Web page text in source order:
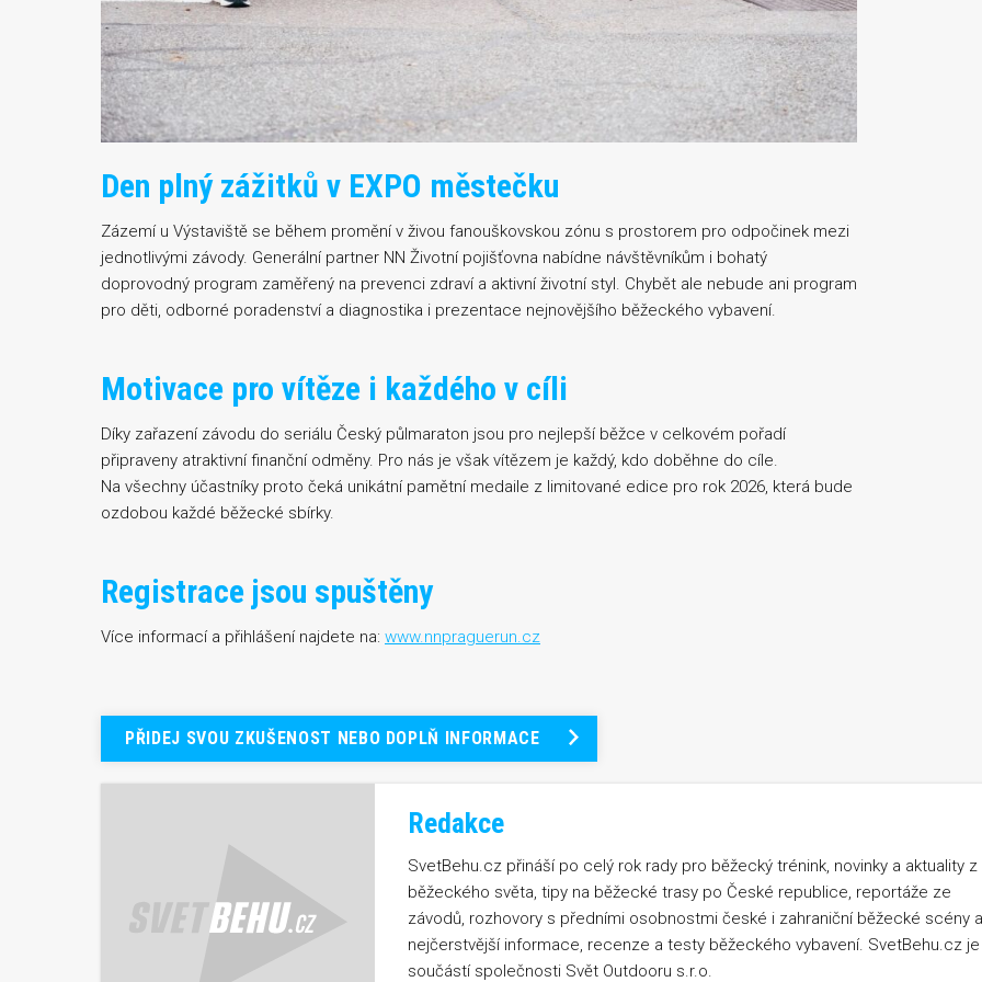
Den plný zážitků v EXPO městečku
Zázemí u Výstaviště se během promění v živou fanouškovskou zónu s prostorem pro odpočinek mezi
jednotlivými závody. Generální partner NN Životní pojišťovna nabídne návštěvníkům i bohatý
doprovodný program zaměřený na prevenci zdraví a aktivní životní styl. Chybět ale nebude ani program
pro děti, odborné poradenství a diagnostika i prezentace nejnovějšího běžeckého vybavení.
Motivace pro vítěze i každého v cíli
Díky zařazení závodu do seriálu Český půlmaraton jsou pro nejlepší běžce v celkovém pořadí
připraveny atraktivní finanční odměny. Pro nás je však vítězem je každý, kdo doběhne do cíle.
Na všechny účastníky proto čeká unikátní pamětní medaile z limitované edice pro rok 2026, která bude
ozdobou každé běžecké sbírky.
Registrace jsou spuštěny
Více informací a přihlášení najdete na: www.nnpraguerun.cz
PŘIDEJ SVOU ZKUŠENOST NEBO DOPLŇ INFORMACE
Redakce
SvetBehu.cz přináší po celý rok rady pro běžecký trénink, novinky a aktuality z
běžeckého světa, tipy na běžecké trasy po České republice, reportáže ze
závodů, rozhovory s předními osobnostmi české i zahraniční běžecké scény a
nejčerstvější informace, recenze a testy běžeckého vybavení. SvetBehu.cz je
součástí společnosti Svět Outdooru s.r.o.